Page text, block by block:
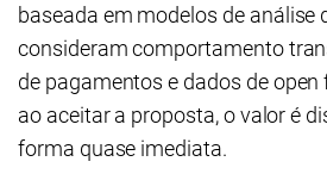
baseada em modelos de análise
consideram comportamento
de pagamentos e dados de open
ao aceitar a proposta, o valor é
forma quase imediata.